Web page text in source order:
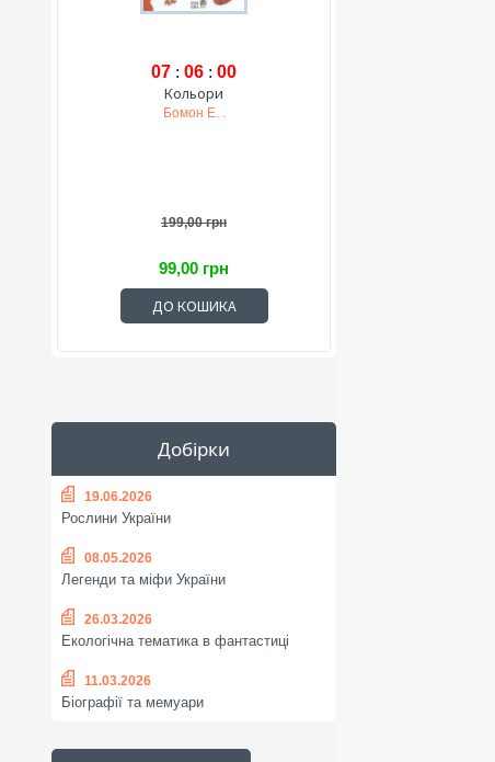
07 : 05 : 59
Кольори
Бомон Е. .
199,00 грн
99,00 грн
ДО КОШИКА
Добірки
19.06.2026
Рослини України
08.05.2026
Легенди та міфи України
26.03.2026
Екологічна тематика в фантастиці
11.03.2026
Біографії та мемуари